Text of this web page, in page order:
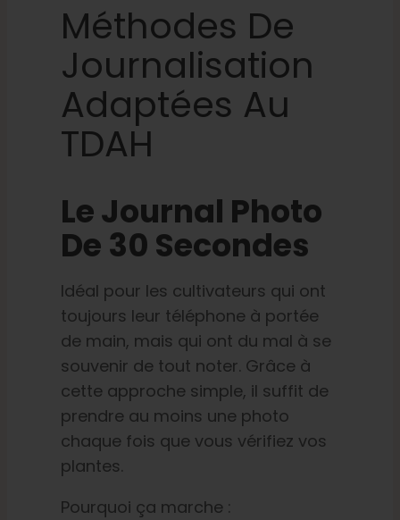
Méthodes De
Journalisation
Adaptées Au
TDAH
Le Journal Photo
De 30 Secondes
Idéal pour les cultivateurs qui ont
toujours leur téléphone à portée
de main, mais qui ont du mal à se
souvenir de tout noter. Grâce à
cette approche simple, il suffit de
prendre au moins une photo
chaque fois que vous vérifiez vos
plantes.
Pourquoi ça marche :